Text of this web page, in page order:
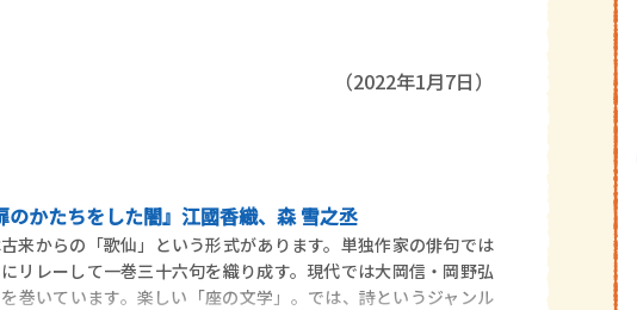
（2022年1月7日）
かたちをした闇』江國香織、森 雪之丞
からの「歌仙」という形式があります。単独作家の俳句では
リレーして一巻三十六句を織り成す。現代では大岡信・岡野弘
巻いています。楽しい「座の文学」。では、詩というジャンル